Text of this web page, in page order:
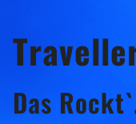
to
content
Das